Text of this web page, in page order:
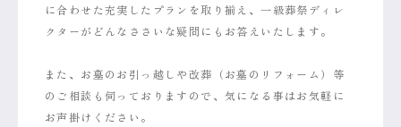
に合わせた充実したプランを取り揃え、一級葬祭ディレ
クターがどんなささいな疑問にもお答えいたします。
また、お墓のお引っ越しや改葬（お墓のリフォーム）等
のご相談も伺っておりますので、気になる事はお気軽に
お声掛けください。